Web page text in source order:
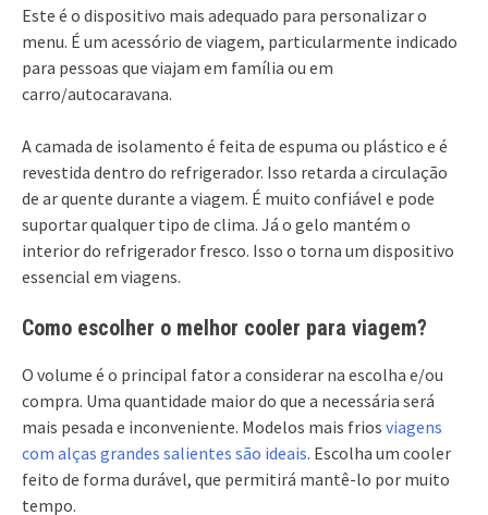
Este é o dispositivo mais adequado para personalizar o
menu. É um acessório de viagem, particularmente indicado
para pessoas que viajam em família ou em
carro/autocaravana.
A camada de isolamento é feita de espuma ou plástico e é
revestida dentro do refrigerador. Isso retarda a circulação
de ar quente durante a viagem. É muito confiável e pode
suportar qualquer tipo de clima. Já o gelo mantém o
interior do refrigerador fresco. Isso o torna um dispositivo
essencial em viagens.
Como escolher o melhor cooler para viagem?
O volume é o principal fator a considerar na escolha e/ou
compra. Uma quantidade maior do que a necessária será
mais pesada e inconveniente. Modelos mais frios viagens
com alças grandes salientes são ideais. Escolha um cooler
feito de forma durável, que permitirá mantê-lo por muito
tempo.